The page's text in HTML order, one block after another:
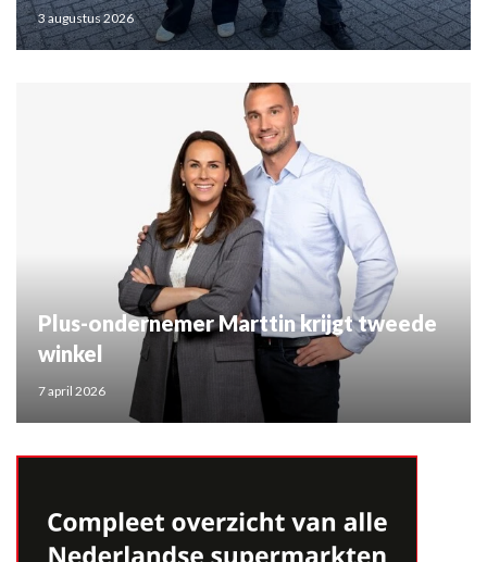
3 augustus 2026
Plus-ondernemer Marttin krijgt tweede
winkel
7 april 2026